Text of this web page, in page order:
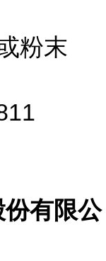
粉末
有限公